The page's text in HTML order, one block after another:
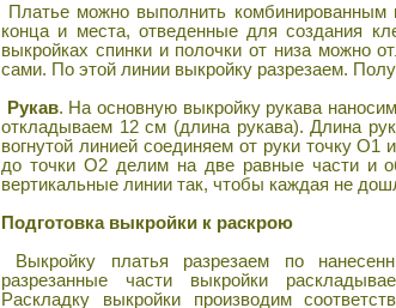
Платье можно выполнить комбинированным
конца и места, отведенные для создания
выкройках спинки и полочки от низа можно
сами. По этой линии выкройку разрезаем.
Рукав. На основную выкройку рукава
откладываем 12 см (длина рукава). Длина
вогнутой линией соединяем от руки точку
до точки О2 делим на две равные части и
вертикальные линии так, чтобы каждая не
Подготовка выкройки к раскрою
Выкройку платья разрезаем по
разрезанные части выкройки
Раскладку выкройки производим